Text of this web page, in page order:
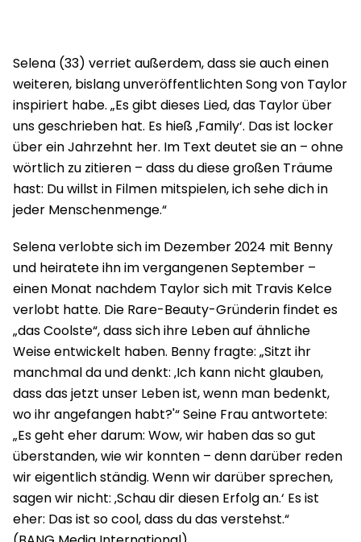
Selena (33) verriet außerdem, dass sie auch einen
weiteren, bislang unveröffentlichten Song von Taylor
inspiriert habe. „Es gibt dieses Lied, das Taylor über
uns geschrieben hat. Es hieß ‚Family‘. Das ist locker
über ein Jahrzehnt her. Im Text deutet sie an – ohne
wörtlich zu zitieren – dass du diese großen Träume
hast: Du willst in Filmen mitspielen, ich sehe dich in
jeder Menschenmenge.“
Selena verlobte sich im Dezember 2024 mit Benny
und heiratete ihn im vergangenen September –
einen Monat nachdem Taylor sich mit Travis Kelce
verlobt hatte. Die Rare-Beauty-Gründerin findet es
„das Coolste“, dass sich ihre Leben auf ähnliche
Weise entwickelt haben. Benny fragte: „Sitzt ihr
manchmal da und denkt: ‚Ich kann nicht glauben,
dass das jetzt unser Leben ist, wenn man bedenkt,
wo ihr angefangen habt?'“ Seine Frau antwortete:
„Es geht eher darum: Wow, wir haben das so gut
überstanden, wie wir konnten – denn darüber reden
wir eigentlich ständig. Wenn wir darüber sprechen,
sagen wir nicht: ‚Schau dir diesen Erfolg an.‘ Es ist
eher: Das ist so cool, dass du das verstehst.“